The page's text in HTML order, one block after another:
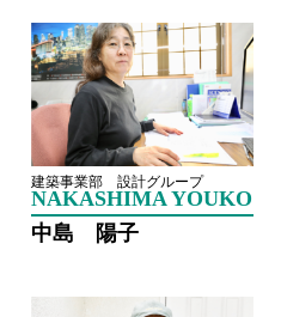
建築事業部 設計グループ
NAKASHIMA YOUKO
中島 陽子